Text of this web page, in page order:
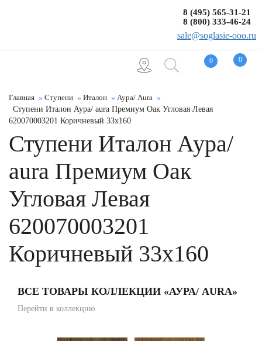
0 0
8 (495) 565-31-21
8 (800) 333-46-24
sale@soglasie-ooo.ru
Главная Ступени Италон
Аура/ Aura
Ступени Италон Аура/ aura Премиум Оак Угловая Левая
620070003201 Коричневый 33x160
Ступени Италон Аура/
aura Премиум Оак
Угловая Левая
620070003201
Коричневый 33x160
ВСЕ ТОВАРЫ КОЛЛЕКЦИИ «АУРА/ AURA»
Перейти в коллекцию